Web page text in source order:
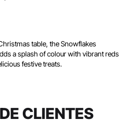
table, the Snowflakes
a splash of colour with vibrant reds
festive treats.
CLIENTES